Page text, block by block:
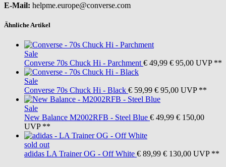
E-Mail: helpme.europe@converse.com
Ähnliche Artikel
Sale
Converse 70s Chuck Hi - Parchment € 49,99 € 95,00 UVP **
Sale
Converse 70s Chuck Hi - Black € 59,99 € 95,00 UVP **
Sale
New Balance M2002RFB - Steel Blue € 49,99 € 150,00
UVP **
sold out
adidas LA Trainer OG - Off White € 89,99 € 130,00 UVP **